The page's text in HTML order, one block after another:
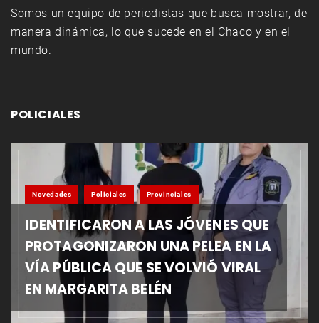
Somos un equipo de periodistas que busca mostrar, de
manera dinámica, lo que sucede en el Chaco y en el
mundo.
POLICIALES
Novedades Policiales Provinciales
IDENTIFICARON A LAS JÓVENES QUE
PROTAGONIZARON UNA PELEA EN LA
VÍA PÚBLICA QUE SE VOLVIÓ VIRAL
EN MARGARITA BELÉN